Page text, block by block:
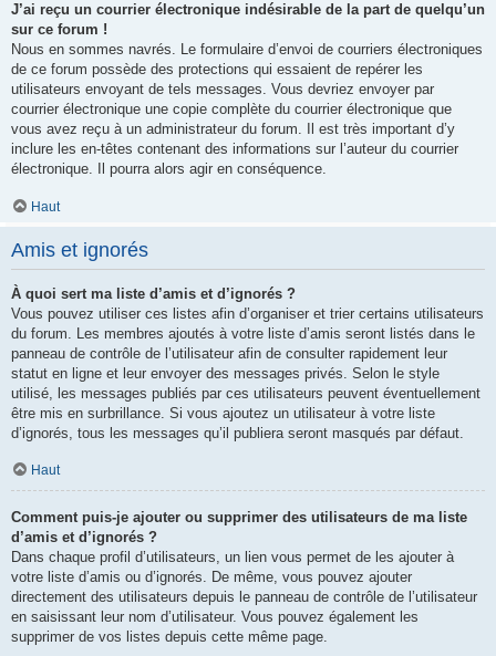
J’ai reçu un courrier électronique indésirable de la part de quelqu’un
sur ce forum !
Nous en sommes navrés. Le formulaire d’envoi de courriers électroniques
de ce forum possède des protections qui essaient de repérer les
utilisateurs envoyant de tels messages. Vous devriez envoyer par
courrier électronique une copie complète du courrier électronique que
vous avez reçu à un administrateur du forum. Il est très important d’y
inclure les en-têtes contenant des informations sur l’auteur du courrier
électronique. Il pourra alors agir en conséquence.
Haut
Amis et ignorés
À quoi sert ma liste d’amis et d’ignorés ?
Vous pouvez utiliser ces listes afin d’organiser et trier certains utilisateurs
du forum. Les membres ajoutés à votre liste d’amis seront listés dans le
panneau de contrôle de l’utilisateur afin de consulter rapidement leur
statut en ligne et leur envoyer des messages privés. Selon le style
utilisé, les messages publiés par ces utilisateurs peuvent éventuellement
être mis en surbrillance. Si vous ajoutez un utilisateur à votre liste
d’ignorés, tous les messages qu’il publiera seront masqués par défaut.
Haut
Comment puis-je ajouter ou supprimer des utilisateurs de ma liste
d’amis et d’ignorés ?
Dans chaque profil d’utilisateurs, un lien vous permet de les ajouter à
votre liste d’amis ou d’ignorés. De même, vous pouvez ajouter
directement des utilisateurs depuis le panneau de contrôle de l’utilisateur
en saisissant leur nom d’utilisateur. Vous pouvez également les
supprimer de vos listes depuis cette même page.